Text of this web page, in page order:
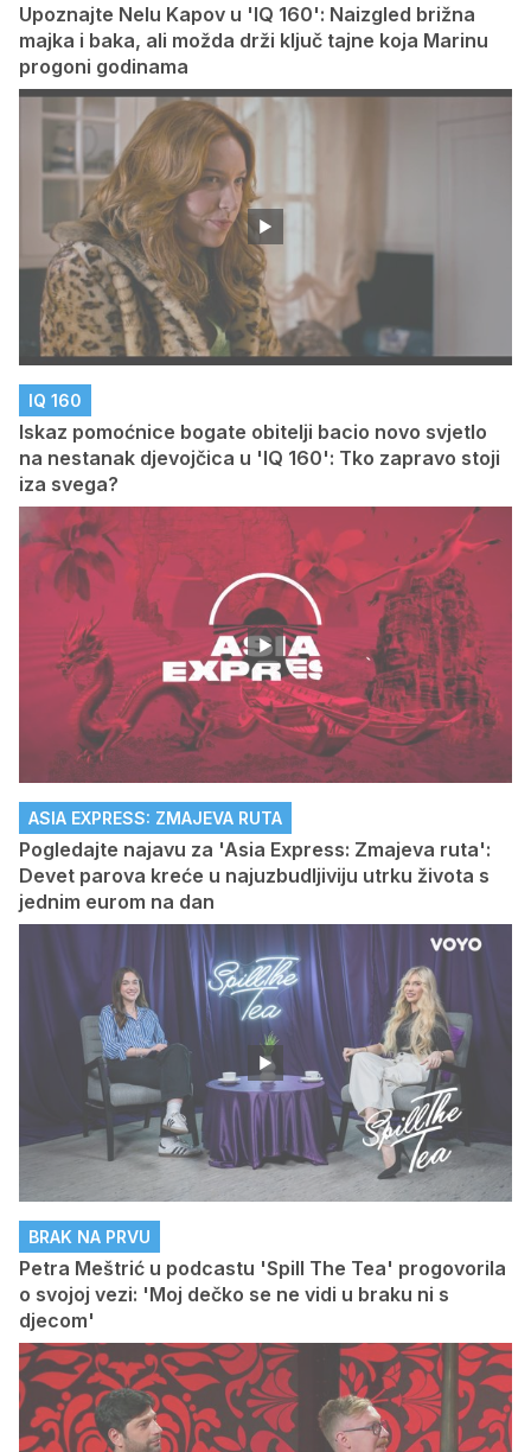
Upoznajte Nelu Kapov u 'IQ 160': Naizgled brižna
majka i baka, ali možda drži ključ tajne koja Marinu
progoni godinama
IQ 160
Iskaz pomoćnice bogate obitelji bacio novo svjetlo
na nestanak djevojčica u 'IQ 160': Tko zapravo stoji
iza svega?
ASIA EXPRESS: ZMAJEVA RUTA
Pogledajte najavu za 'Asia Express: Zmajeva ruta':
Devet parova kreće u najuzbudljiviju utrku života s
jednim eurom na dan
BRAK NA PRVU
Petra Meštrić u podcastu 'Spill The Tea' progovorila
o svojoj vezi: 'Moj dečko se ne vidi u braku ni s
djecom'